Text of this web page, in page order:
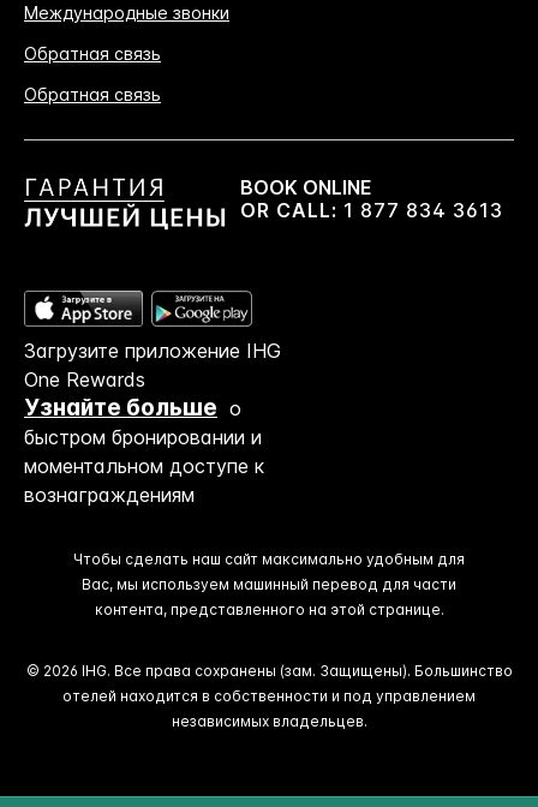
Международные звонки
Обратная связь
Обратная связь
BOOK ONLINE
OR CALL: 1 877 834 3613
Загрузите приложение IHG
One Rewards
Узнайте больше о
быстром бронировании и
моментальном доступе к
вознаграждениям
Чтобы сделать наш сайт максимально удобным для
Вас, мы используем машинный перевод для части
контента, представленного на этой странице.
© 2026 IHG. Все права сохранены (зам. Защищены). Большинство
отелей находится в собственности и под управлением
независимых владельцев.